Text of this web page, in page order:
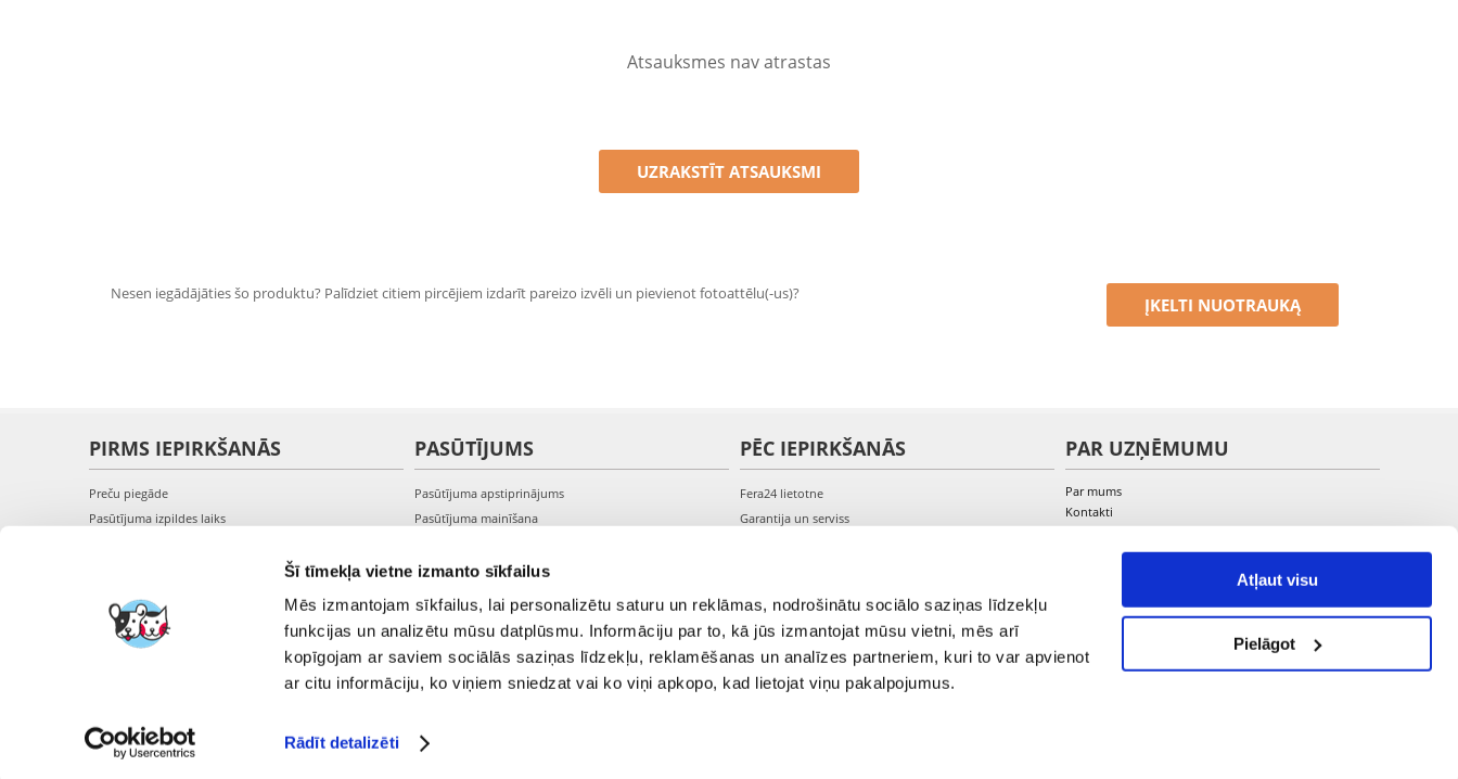
Šī tīmekļa vietne izmanto sīkfailus
Mēs izmantojam sīkfailus, lai personalizētu saturu un reklāmas, nodrošinātu sociālo saziņas līdzekļu
funkcijas un analizētu mūsu datplūsmu. Informāciju par to, kā jūs izmantojat mūsu vietni, mēs arī
kopīgojam ar saviem sociālās saziņas līdzekļu, reklamēšanas un analīzes partneriem, kuri to var apvienot
ar citu informāciju, ko viņiem sniedzat vai ko viņi apkopo, kad lietojat viņu pakalpojumus.
Rādīt detalizēti
Atļaut visu
Pielāgot
Atsauksmes nav atrastas
UZRAKSTĪT ATSAUKSMI
Nesen iegādājāties šo produktu? Palīdziet citiem pircējiem izdarīt pareizo izvēli un pievienot fotoattēlu(-us)?
ĮKELTI NUOTRAUKĄ
PIRMS IEPIRKŠANĀS
Preču piegāde
Pasūtījuma izpildes laiks
Privātuma politika
PASŪTĪJUMS
Pasūtījuma apstiprinājums
Pasūtījuma mainīšana
Pieslēgšanās kontam
PĒC IEPIRKŠANĀS
Fera24 lietotne
Garantija un serviss
PAR UZŅĒMUMU
Par mums
Kontakti